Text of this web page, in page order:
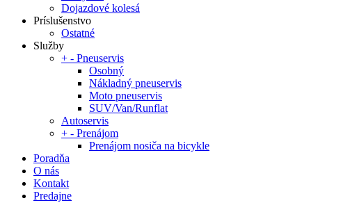
Dojazdové kolesá
Príslušenstvo
Ostatné
Služby
+ - Pneuservis
Osobný
Nákladný pneuservis
Moto pneuservis
SUV/Van/Runflat
Autoservis
+ - Prenájom
Prenájom nosiča na bicykle
Poradňa
O nás
Kontakt
Predajne